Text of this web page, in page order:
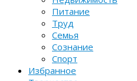
Питание
Труд
Семья
Сознание
Спорт
Избранное